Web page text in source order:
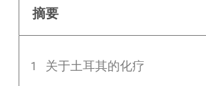
摘要
关于土耳其的化疗